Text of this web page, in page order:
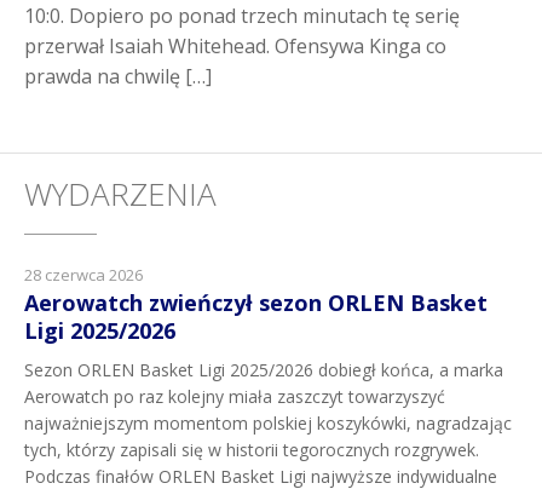
10:0. Dopiero po ponad trzech minutach tę serię
przerwał Isaiah Whitehead. Ofensywa Kinga co
prawda na chwilę […]
WYDARZENIA
28 czerwca 2026
Aerowatch zwieńczył sezon ORLEN Basket
Ligi 2025/2026
Sezon ORLEN Basket Ligi 2025/2026 dobiegł końca, a marka
Aerowatch po raz kolejny miała zaszczyt towarzyszyć
najważniejszym momentom polskiej koszykówki, nagradzając
tych, którzy zapisali się w historii tegorocznych rozgrywek.
Podczas finałów ORLEN Basket Ligi najwyższe indywidualne